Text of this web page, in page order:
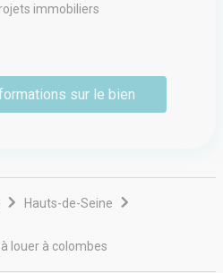
immobiliers
une couverture
de chaque client.
sur le bien
Hauts-de-Seine
louer à colombes